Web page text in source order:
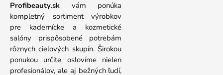
Profibeauty.sk vám ponúka
kompletný sortiment výrobkov
pre kadernícke a kozmetické
salóny prispôsobené potrebám
rôznych cieľových skupín. Širokou
ponukou určite oslovíme nielen
profesionálov, ale aj bežných ľudí,